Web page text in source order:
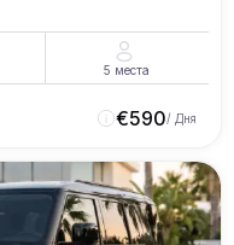
5 места
€590/ Дня